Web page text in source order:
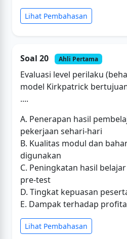
Lihat Pembahasan
Soal 20 Ahli Pertama
Evaluasi level perilaku
model Kirkpatrick
....
A. Penerapan hasil
pekerjaan sehari-hari
B. Kualitas modul dan
digunakan
C. Peningkatan hasil
pre-test
D. Tingkat kepuasan
E. Dampak terhadap
Lihat Pembahasan